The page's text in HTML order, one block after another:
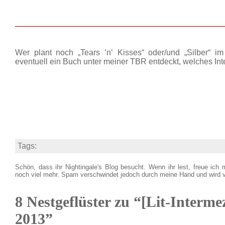
Wer plant noch „Tears ’n‘ Kisses“ oder/und „Silber“
eventuell ein Buch unter meiner TBR entdeckt, welches
Tags:
Schön, dass ihr Nightingale's Blog besucht. Wenn ihr lest, freue ich
noch viel mehr. Spam verschwindet jedoch durch meine Hand und wird
8 Nestgeflüster zu “[Lit-
2013”